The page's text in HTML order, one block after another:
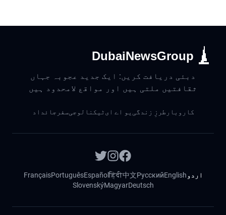
DubaiNewsGroup
دبئی دریافت کریں: ایک جدید عجوبہ جہاں
ثقافتیں ملتی ہیں اور مواقع لامحدود ہیں
کاروبار طرزِ زندگی یو اے ایٹیکنالوجیسفر جائداد
اردو English
Русский
中文
हिंदी
Español
Português
Français
Deutsch
Magyar
Slovenský